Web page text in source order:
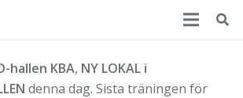
hallen KBA, NY LOKAL i
denna dag. Sista träningen för